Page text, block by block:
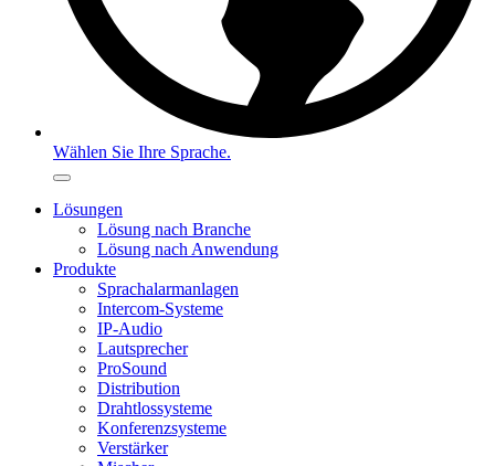
Wählen Sie Ihre Sprache.
Lösungen
Lösung nach Branche
Lösung nach Anwendung
Produkte
Sprachalarmanlagen
Intercom-Systeme
IP-Audio
Lautsprecher
ProSound
Distribution
Drahtlossysteme
Konferenzsysteme
Verstärker